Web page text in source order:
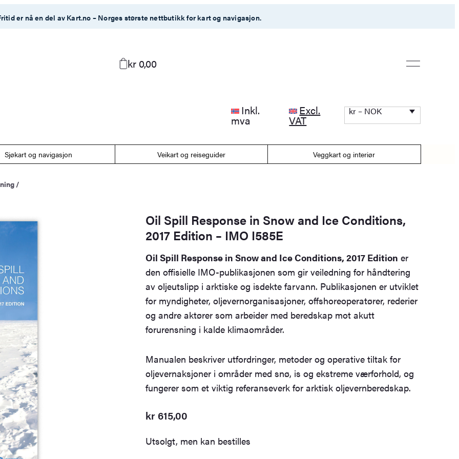
er nå en del av Kart.no – Norges største nettbutikk for kart og navigasjon.
kr 0,00
Inkl.
mva
Excl.
VAT
kr – NOK
Sjøkart og navigasjon Veikart og reiseguider Veggkart og interiør
/
Oil Spill Response in Snow and Ice Conditions,
2017 Edition – IMO I585E
Oil Spill Response in Snow and Ice Conditions, 2017 Edition er
den offisielle IMO-publikasjonen som gir veiledning for håndtering
av oljeutslipp i arktiske og isdekte farvann. Publikasjonen er utviklet
for myndigheter, oljevernorganisasjoner, offshoreoperatører, rederier
og andre aktører som arbeider med beredskap mot akutt
forurensning i kalde klimaområder.
Manualen beskriver utfordringer, metoder og operative tiltak for
oljevernaksjoner i områder med snø, is og ekstreme værforhold, og
fungerer som et viktig referanseverk for arktisk oljevernberedskap.
kr615,00
Utsolgt, men kan bestilles